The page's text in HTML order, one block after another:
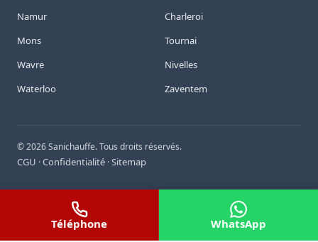
Namur
Charleroi
Mons
Tournai
Wavre
Nivelles
Waterloo
Zaventem
©2026Sanichauffe. Tous droits réservés.
CGU ·Confidentialité ·Sitemap